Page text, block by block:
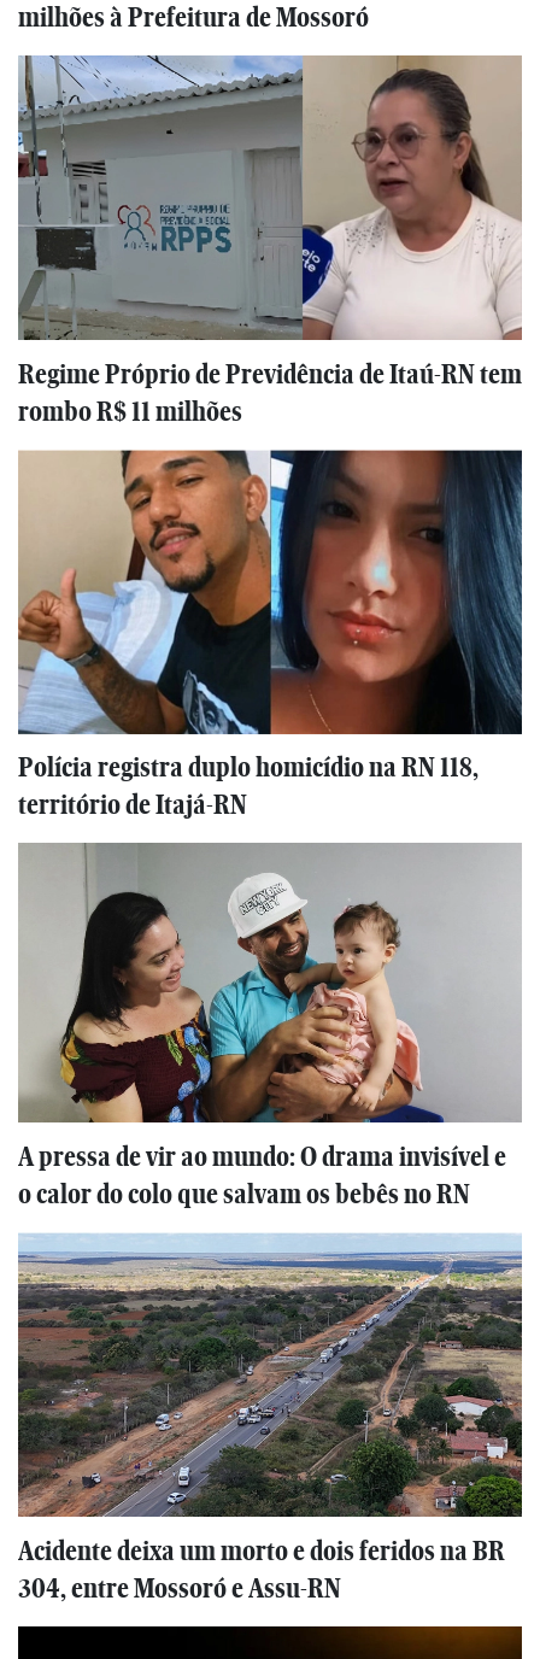
milhões à Prefeitura de Mossoró
Regime Próprio de Previdência de Itaú-RN tem
rombo R$ 11 milhões
Polícia registra duplo homicídio na RN 118,
território de Itajá-RN
A pressa de vir ao mundo: O drama invisível e
o calor do colo que salvam os bebês no RN
Acidente deixa um morto e dois feridos na BR
304, entre Mossoró e Assu-RN